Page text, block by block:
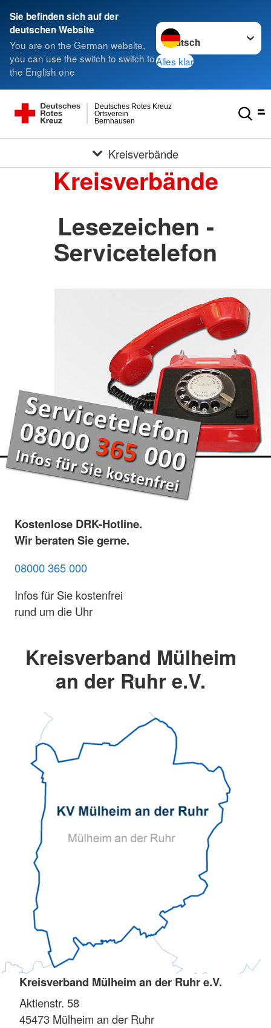
Sie befinden sich auf der
deutschen Website
You are on the German website,
you can use the switch to switch to
the English one
Sprache wechseln zu
Alles klar
Bernhausen
Ortsverein
Deutsches Rotes Kreuz
Kreisverbände
Kreisverbände
Lesezeichen -
Servicetelefon
Kostenlose DRK-Hotline.
Wir beraten Sie gerne.
08000 365 000
Infos für Sie kostenfrei
rund um die Uhr
Kreisverband Mülheim
an der Ruhr e.V.
Kreisverband Mülheim an der Ruhr e.V.
Aktienstr. 58
45473 Mülheim an der Ruhr